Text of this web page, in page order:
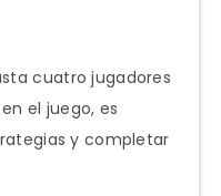
cuatro jugadores
el juego, es
y completar